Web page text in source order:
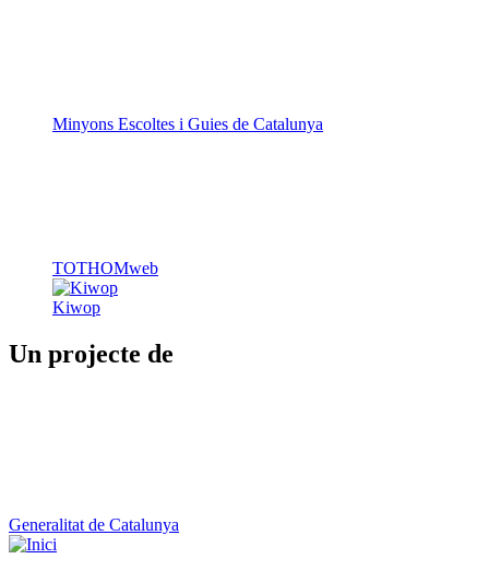
Minyons Escoltes i Guies de Catalunya
TOTHOMweb
Kiwop
Un projecte de
Generalitat de Catalunya